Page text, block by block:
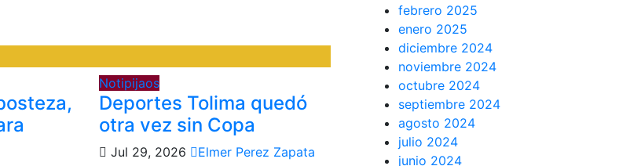
Notipijaos
Deportes Tolima quedó
otra vez sin Copa
Jul 29, 2026 Elmer Perez Zapata
febrero 2025
enero 2025
diciembre 2024
noviembre 2024
octubre 2024
septiembre 2024
agosto 2024
julio 2024
junio 2024